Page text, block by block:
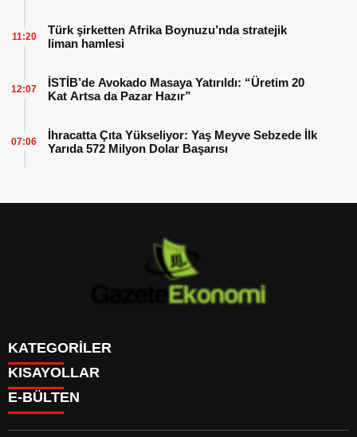
Türk şirketten Afrika Boynuzu’nda stratejik
liman hamlesi
11:20
İSTİB’de Avokado Masaya Yatırıldı: “Üretim 20
Kat Artsa da Pazar Hazır”
12:07
İhracatta Çıta Yükseliyor: Yaş Meyve Sebzede İlk
Yarıda 572 Milyon Dolar Başarısı
07:06
KATEGORİLER
GÜNDEM
DÜNYA
SİYASET
KISAYOLLAR
BURÇLAR
E-BÜLTEN